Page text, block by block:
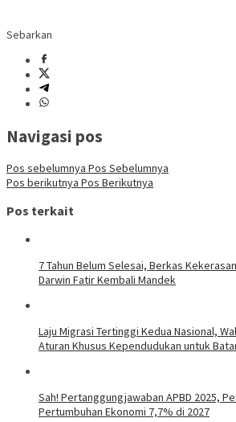
Sebarkan
Navigasi pos
Pos sebelumnya Pos Sebelumnya
Pos berikutnya Pos Berikutnya
Pos terkait
7 Tahun Belum Selesai, Berkas
Darwin Fatir Kembali Mandek
Laju Migrasi Tertinggi Kedua Nasional,
Aturan Khusus Kependudukan untuk
Sah! Pertanggungjawaban APBD 2025,
Pertumbuhan Ekonomi 7,7% di 2027